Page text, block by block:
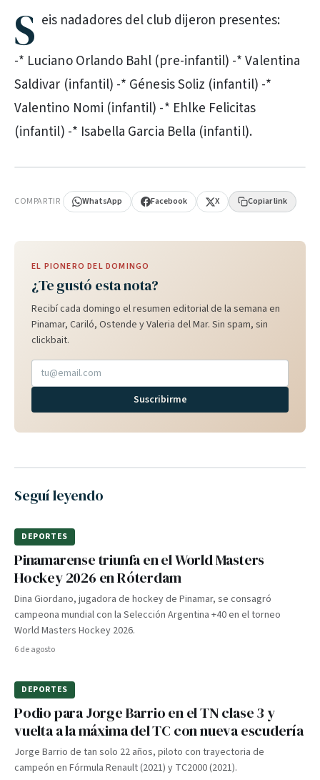
S eis nadadores del club dijeron presentes:
-* Luciano Orlando Bahl (pre-infantil) -* Valentina
Saldivar (infantil) -* Génesis Soliz (infantil) -*
Valentino Nomi (infantil) -* Ehlke Felicitas
(infantil) -* Isabella Garcia Bella (infantil).
COMPARTIR WhatsApp Facebook X Copiar link
EL PIONERO DEL DOMINGO
¿Te gustó esta nota?
Recibí cada domingo el resumen editorial de la semana en
Pinamar, Cariló, Ostende y Valeria del Mar. Sin spam, sin
clickbait.
Suscribirme
Seguí leyendo
DEPORTES
Pinamarense triunfa en el World Masters
Hockey 2026 en Róterdam
Dina Giordano, jugadora de hockey de Pinamar, se consagró
campeona mundial con la Selección Argentina +40 en el torneo
World Masters Hockey 2026.
6 de agosto
DEPORTES
Podio para Jorge Barrio en el TN clase 3 y
vuelta a la máxima del TC con nueva escudería
Jorge Barrio de tan solo 22 años, piloto con trayectoria de
campeón en Fórmula Renault (2021) y TC2000 (2021).